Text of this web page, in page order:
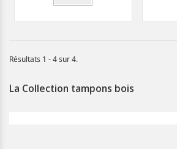
Résultats 1 - 4 sur 4.
La Collection tampons bois